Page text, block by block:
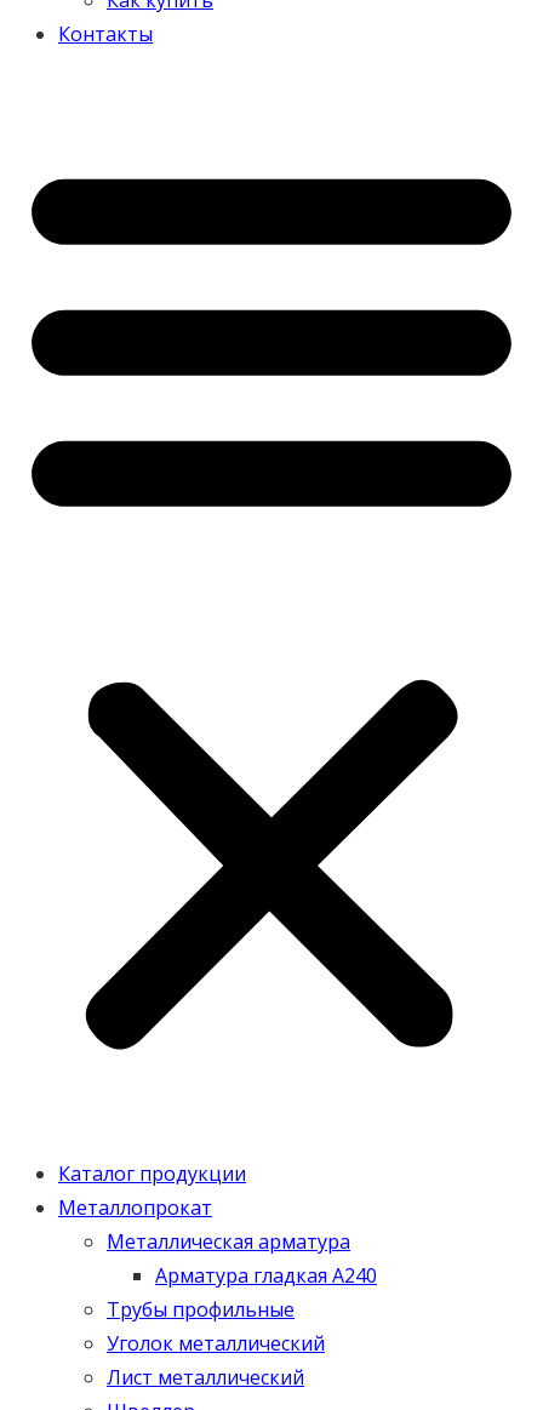
Контакты
Каталог продукции
Металлопрокат
Металлическая арматура
Арматура гладкая А240
Трубы профильные
Уголок металлический
Лист металлический